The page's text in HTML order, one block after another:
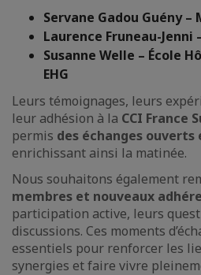
Servane Gadou Guény –
Laurence Fruneau-Jenni
Susanne Welle – École
EHG
Leurs témoignages, leurs
leur adhésion à la CCI France
permis des échanges
enrichissant ainsi la matinée.
Nous souhaitons également
membres et nouveaux
participation active, leurs
discussions. Ces moments
essentiels pour renforcer les
synergies et faire vivre